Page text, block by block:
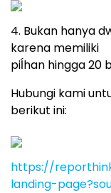
4. Bukan hanya
karena memiliki
piĺhan hingga 20
Hubungi kami
berikut ini:
https://
landing-